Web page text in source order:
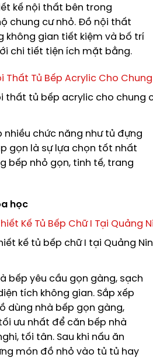
kế nội thất bên trong
chung cư nhỏ. Đồ nội thất
không gian tiết kiệm và bố trí
chi tiết tiện ích mặt bằng.
thất tủ bếp acrylic cho chung
nhiều chức năng như tủ đựng
gọn là sự lựa chọn tốt nhất
bếp nhỏ gọn, tinh tế, trang
học
kế tủ bếp chữ I tại Quảng
bếp yêu cầu gọn gàng, sạch
tích không gian. Sắp xếp
dùng nhà bếp gọn gàng,
ưu nhất để căn bếp nhà
tối tân. Sau khi nấu ăn
món đồ nhỏ vào tủ tủ hay